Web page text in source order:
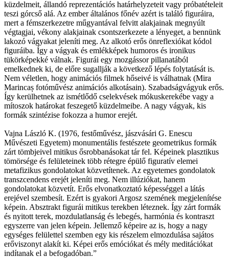
küzdelmeit, állandó reprezentációs határhelyzeteit vagy próbatételeit
teszi górcső alá. Az ember általános főnév azért is találó figuráira,
mert a fémszerkezetre műgyantával felvitt alakjainak megnyúlt
végtagjai, vékony alakjainak csontszerkezete a lényeget, a bennünk
lakozó vágyakat jeleníti meg. Az alkotó erős önreflexiókat kódol
figuráiba. Így a vágyak és emlékképek humoros és ironikus
tükörképekké válnak. Figurái egy mozgássor pillanatából
emelkednek ki, de előre sugallják a következő lépés folytatását is.
Nem véletlen, hogy animációs filmek hőseivé is válhatnak (Mira
Marincaș fotóművész animációs alkotásain). Szabadságvágyuk erős.
Így kerülhetnek az ismétlődő cselekvések mókuskerekébe vagy a
mítoszok határokat feszegető küzdelmeibe. A nagy vágyak, kis
formák szintézise fokozza a humor erejét.
Vajna László K. (1976, festőművész, jászvásári G. Enescu
Művészeti Egyetem) monumentális festészete geometrikus formák
zárt tömbjeivel mitikus ősrobbanásokat tár fel. Képeinek plasztikus
tömörsége és felületeinek több rétegre épülő figuratív elemei
metafizikus gondolatokat közvetítenek. Az egyetemes gondolatok
transzcendens erejét jeleníti meg. Nem illúziókat, hanem
gondolatokat közvetít. Erős elvonatkoztató képességgel a látás
erejével szembesít. Ezért is gyakori Argosz szemének megjelenítése
képein. Absztrakt figurái mitikus terekben léteznek. Így zárt formák
és nyitott terek, mozdulatlanság és lebegés, harmónia és kontraszt
egyszerre van jelen képein. Jellemző képeire az is, hogy a nagy
egységes felülettel szemben egy kis részelem elmozdulása sajátos
erőviszonyt alakít ki. Képei erős emóciókat és mély meditációkat
indítanak el a befogadóban.”